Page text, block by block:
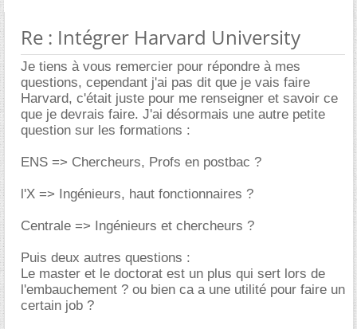
Re : Intégrer Harvard University
Je tiens à vous remercier pour répondre à mes
questions, cependant j'ai pas dit que je vais faire
Harvard, c'était juste pour me renseigner et savoir ce
que je devrais faire. J'ai désormais une autre petite
question sur les formations :
ENS => Chercheurs, Profs en postbac ?
l'X => Ingénieurs, haut fonctionnaires ?
Centrale => Ingénieurs et chercheurs ?
Puis deux autres questions :
Le master et le doctorat est un plus qui sert lors de
l'embauchement ? ou bien ca a une utilité pour faire un
certain job ?